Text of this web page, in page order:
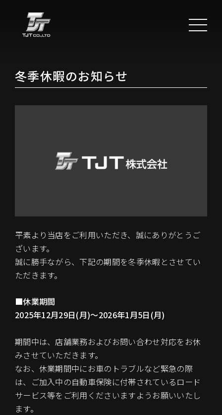
冬季休暇のお知らせ
平素より当店をご利用いただき、誠にありがとうご
ざいます。
誠に勝手ながら、下記の期間を冬季休暇とさせてい
ただきます。
■休業期間
2025年12月29日(月)〜2026年1月5日(月)
期間中は、店舗業務およびお問い合わせ対応をお休
みさせていただきます。
なお、休業期間中にお車のトラブルなど緊急の際
は、ご加入中の自動車保険に付帯されているロード
サービス等をご利用くださいますようお願いいたし
ます。